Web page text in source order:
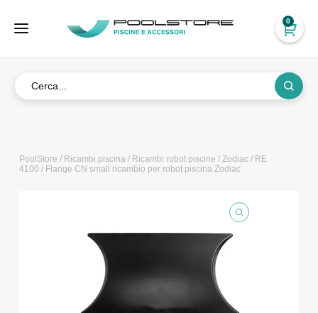
0
PoolStore / Ricambi piscina/ Ricambi robot piscine / Zodiac/ RE
4100 / Flange CN small ricambio per robot piscina Zodiac